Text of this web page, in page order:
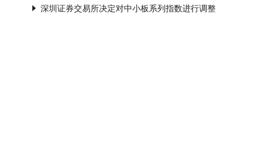
深圳证券交易所决定对中小板系列指数进行调整